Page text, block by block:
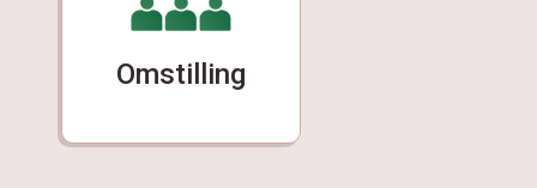
Omstilling